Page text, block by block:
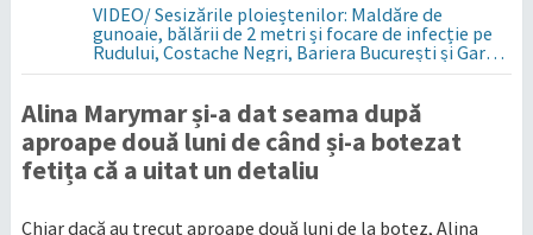
VIDEO/ Sesizările ploieștenilor: Maldăre de
gunoaie, bălării de 2 metri și focare de infecție pe
Rudului, Costache Negri, Bariera București și Gara
de Sud
Alina Marymar și-a dat seama după
aproape două luni de când și-a botezat
fetița că a uitat un detaliu
Chiar dacă au trecut aproape două luni de la botez, Alina